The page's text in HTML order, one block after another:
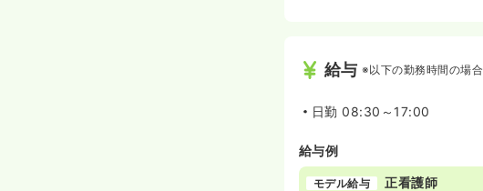
給与 ※以下の勤務時間の場合
日勤 08:30～17:00
給与例
モデル給与 正看護師